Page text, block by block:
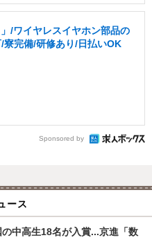
/ワイヤレスイヤホン部品の
完備/研修あり/日払いOK
Sponsored by
ース
中高生18名が入賞...京進「数